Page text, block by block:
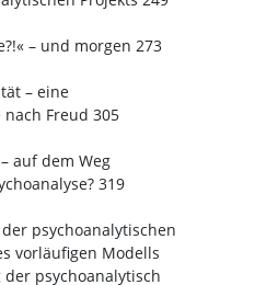
– und morgen 273
– eine
Freud 305
auf dem Weg
319
psychoanalytischen
vorläufigen Modells
psychoanalytisch